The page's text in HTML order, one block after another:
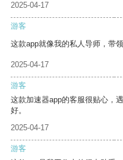
2025-04-17
游客
这款app就像我的私人导师，带
2025-04-17
游客
这款加速器app的客服很贴心，
好。
2025-04-17
游客